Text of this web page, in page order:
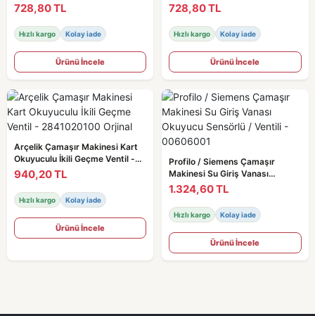
728,80 TL
Hızlı kargo Kolay iade
Ürünü İncele
728,80 TL
Hızlı kargo Kolay iade
Ürünü İncele
Arçelik Çamaşır Makinesi Kart
Okuyuculu İkili Geçme Ventil -
2841020100 Orjinal
940,20 TL
Hızlı kargo Kolay iade
Ürünü İncele
Profilo / Siemens Çamaşır
Makinesi Su Giriş Vanası
Okuyucu Sensörlü / Ventili -
00606001
1.324,60 TL
Hızlı kargo Kolay iade
Ürünü İncele